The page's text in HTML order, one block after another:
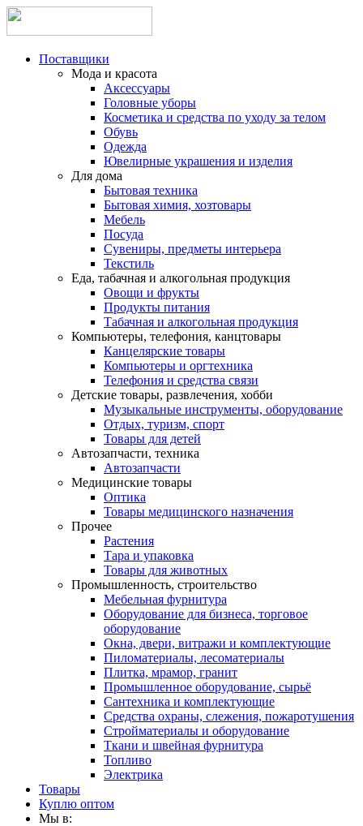
Поставщики
Мода и красота
Аксессуары
Головные уборы
Косметика и средства по уходу за телом
Обувь
Одежда
Ювелирные украшения и изделия
Для дома
Бытовая техника
Бытовая химия, хозтовары
Мебель
Посуда
Сувениры, предметы интерьера
Текстиль
Еда, табачная и алкогольная продукция
Овощи и фрукты
Продукты питания
Табачная и алкогольная продукция
Компьютеры, телефония, канцтовары
Канцелярские товары
Компьютеры и оргтехника
Телефония и средства связи
Детские товары, развлечения, хобби
Музыкальные инструменты, оборудование
Отдых, туризм, спорт
Товары для детей
Автозапчасти, техника
Автозапчасти
Медицинские товары
Оптика
Товары медицинского назначения
Прочее
Растения
Тара и упаковка
Товары для животных
Промышленность, строительство
Мебельная фурнитура
Оборудование для бизнеса, торговое
оборудование
Окна, двери, витражи и комплектующие
Пиломатериалы, лесоматериалы
Плитка, мрамор, гранит
Промышленное оборудование, сырьё
Сантехника и комплектующие
Средства охраны, слежения, пожаротушения
Стройматериалы и оборудование
Ткани и швейная фурнитура
Топливо
Электрика
Товары
Куплю оптом
Мы в: